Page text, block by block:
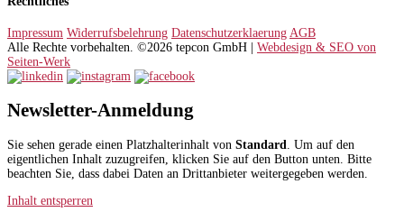
Impressum Widerrufsbelehrung Datenschutzerklaerung AGB
Alle Rechte vorbehalten. ©2026 tepcon GmbH | Webdesign & SEO von
Seiten-Werk
Newsletter-Anmeldung
Sie sehen gerade einen Platzhalterinhalt von Standard
. Um auf den
eigentlichen Inhalt zuzugreifen, klicken Sie auf den Button unten. Bitte
beachten Sie, dass dabei Daten an Drittanbieter weitergegeben werden.
Inhalt entsperren